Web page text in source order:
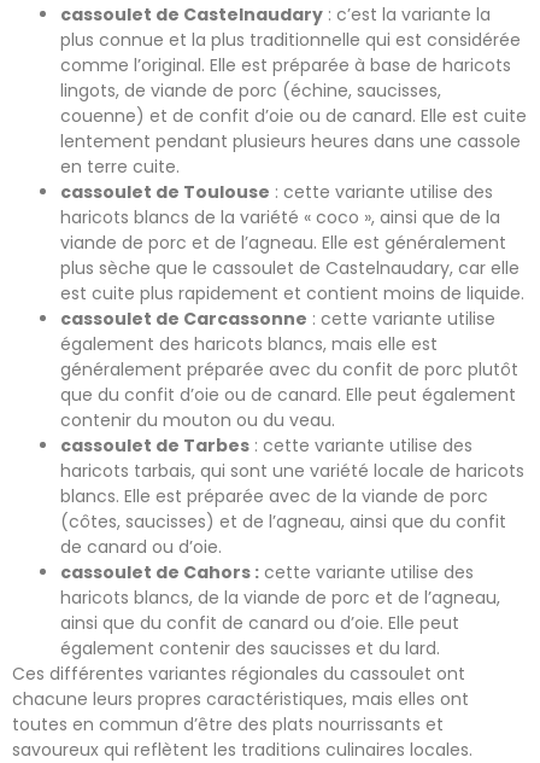
cassoulet de Castelnaudary : c’est la variante la
plus connue et la plus traditionnelle qui est considérée
comme l’original. Elle est préparée à base de haricots
lingots, de viande de porc (échine, saucisses,
couenne) et de confit d’oie ou de canard. Elle est cuite
lentement pendant plusieurs heures dans une cassole
en terre cuite.
cassoulet de Toulouse : cette variante utilise des
haricots blancs de la variété « coco », ainsi que de la
viande de porc et de l’agneau. Elle est généralement
plus sèche que le cassoulet de Castelnaudary, car elle
est cuite plus rapidement et contient moins de liquide.
cassoulet de Carcassonne : cette variante utilise
également des haricots blancs, mais elle est
généralement préparée avec du confit de porc plutôt
que du confit d’oie ou de canard. Elle peut également
contenir du mouton ou du veau.
cassoulet de Tarbes : cette variante utilise des
haricots tarbais, qui sont une variété locale de haricots
blancs. Elle est préparée avec de la viande de porc
(côtes, saucisses) et de l’agneau, ainsi que du confit
de canard ou d’oie.
cassoulet de Cahors : cette variante utilise des
haricots blancs, de la viande de porc et de l’agneau,
ainsi que du confit de canard ou d’oie. Elle peut
également contenir des saucisses et du lard.
Ces différentes variantes régionales du cassoulet ont
chacune leurs propres caractéristiques, mais elles ont
toutes en commun d’être des plats nourrissants et
savoureux qui reflètent les traditions culinaires locales.